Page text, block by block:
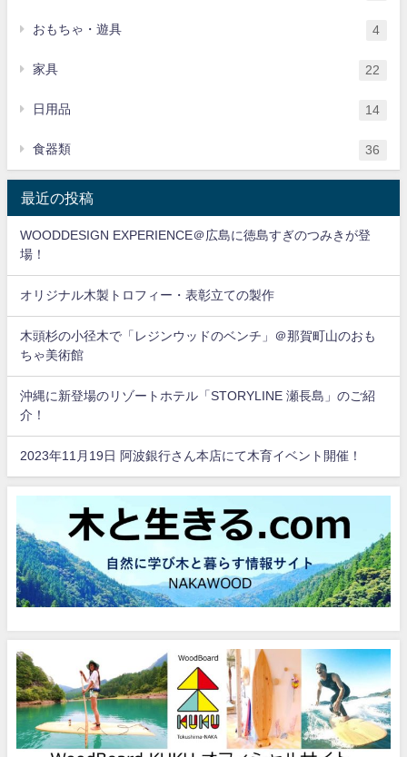
おもちゃ・遊具 4
家具 22
日用品 14
食器類 36
最近の投稿
WOODDESIGN EXPERIENCE＠広島に徳島すぎのつみきが登
場！
オリジナル木製トロフィー・表彰立ての製作
木頭杉の小径木で「レジンウッドのベンチ」＠那賀町山のおも
ちゃ美術館
沖縄に新登場のリゾートホテル「STORYLINE 瀬長島」のご紹
介！
2023年11月19日 阿波銀行さん本店にて木育イベント開催！